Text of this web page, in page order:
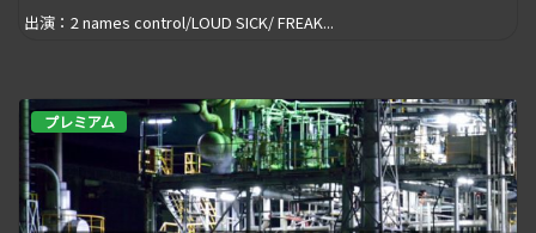
出演：2 names control/LOUD SICK/ FREAK...
プレミアム